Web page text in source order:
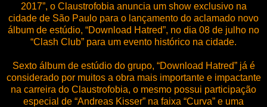
2017”, o Claustrofobia anuncia um show exclusivo na
cidade de São Paulo para o lançamento do aclamado novo
álbum de estúdio, “Download Hatred”, no dia 08 de julho no
“Clash Club” para um evento histórico na cidade.
Sexto álbum de estúdio do grupo, “Download Hatred” já é
considerado por muitos a obra mais importante e impactante
na carreira do Claustrofobia, o mesmo possui participação
especial de “Andreas Kisser” na faixa “Curva” e uma